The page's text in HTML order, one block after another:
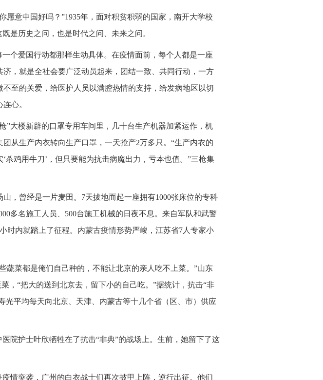
愿意中国好吗？”1935年，面对积贫积弱的国家，南开大学校
是历史之问，也是时代之问、未来之问。
一个爱国行动都那样生动具体。在疫情面前，每个人都是一座
，就是全社会要广泛动员起来，团结一致、共同行动，一方
至的关爱，给医护人员以满腔热情的支持，给发病地区以切
心。
”大楼新辟的口罩专用车间里，几十台生产机器加紧运作，机
从生产内衣转向生产口罩，一天抢产2万多只。“生产内衣的
杀鸡用牛刀’，但只要能为抗击病魔出力，亏本也值。”三枪集
山，曾经是一片麦田。7天拔地而起一座拥有1000张床位的专科
多名施工人员、500台施工机械的日夜不息。来自军队和武警
时内就踏上了征程。内蒙古疫情形势严峻，江苏省7人专家小
蔬菜都是俺们自己种的，不能让北京的亲人吃不上菜。”山东
，“把大的送到北京去，留下小的自己吃。”据统计，抗击“非
光平均每天向北京、天津、内蒙古等十几个省（区、市）供应
院护士叶欣牺牲在了抗击“非典”的战场上。生前，她留下了这
情突袭，广州的白衣战士们再次披甲上阵，逆行出征。他们